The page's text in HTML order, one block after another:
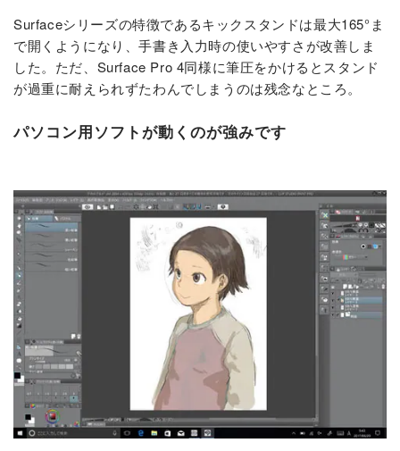
Surfaceシリーズの特徴であるキックスタンドは最大165°ま
で開くようになり、手書き入力時の使いやすさが改善しま
した。ただ、Surface Pro 4同様に筆圧をかけるとスタンド
が過重に耐えられずたわんでしまうのは残念なところ。
パソコン用ソフトが動くのが強みです